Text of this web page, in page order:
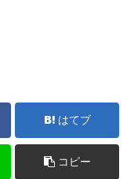
はてブ
コピー